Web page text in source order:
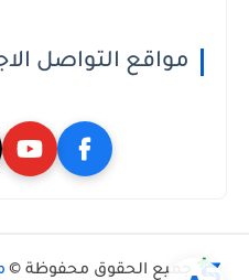
مواقع التواصل
جميع الحقوق محفوظة ©